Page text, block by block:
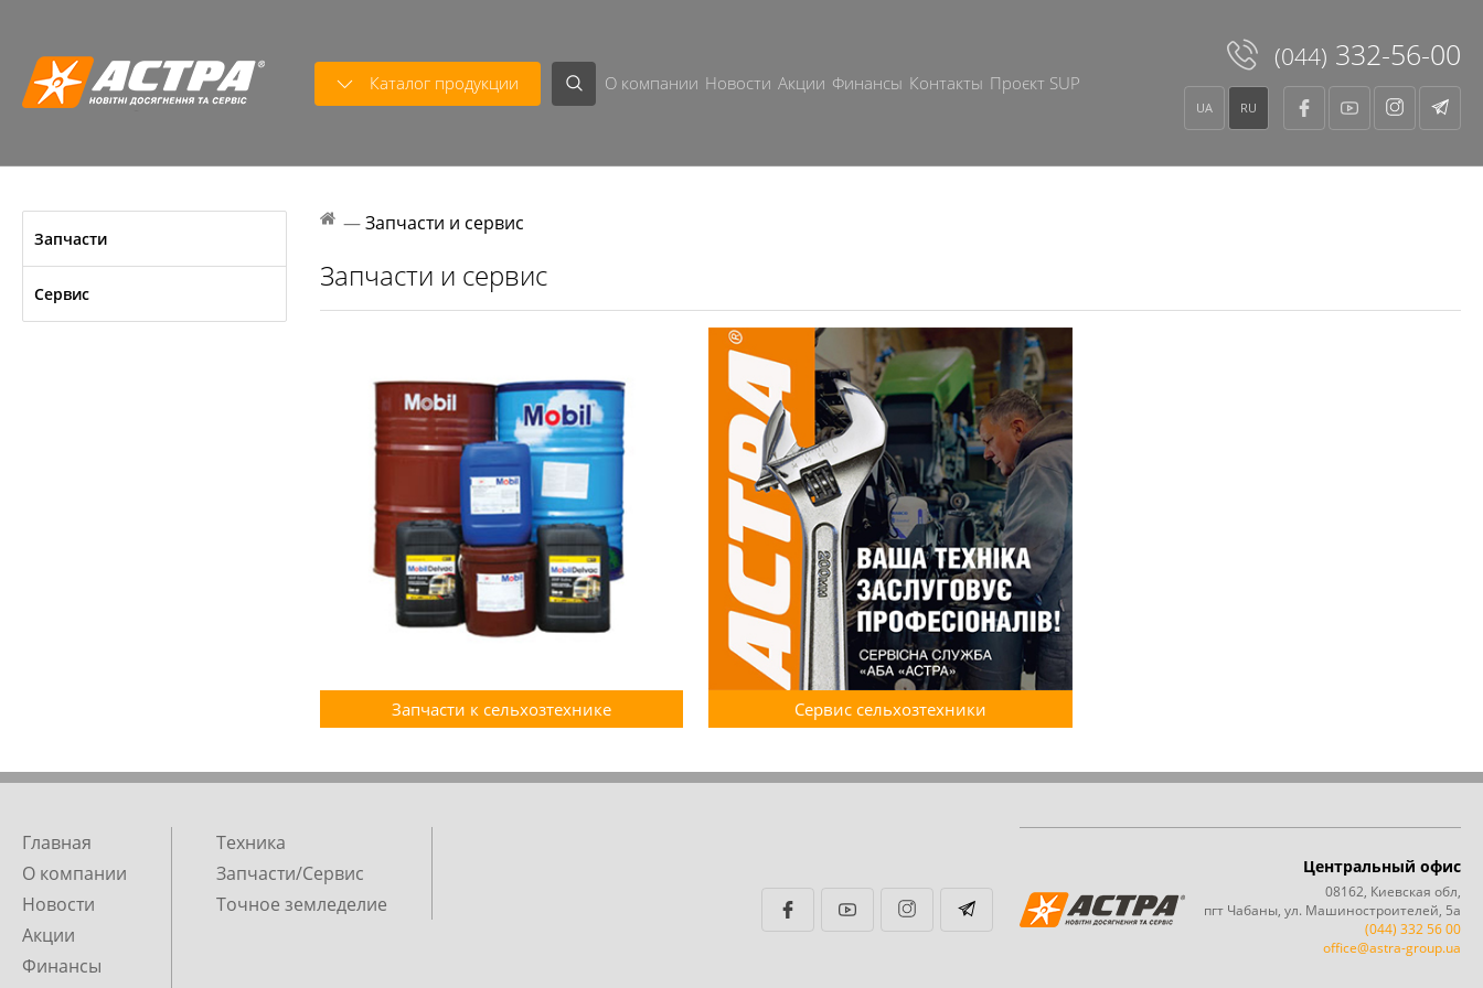
Каталог продукции О компании Новости Акции Финансы Контакты Проєкт SUP
UA RU
(044) 332-56-00
Запчасти
Сервис
—Запчасти и сервис
Запчасти и сервис
Запчасти к сельхозтехнике Сервис сельхозтехники
Центральный офис
08162, Киевская обл,
пгт Чабаны, ул. Машиностроителей, 5а
(044) 332 56 00
office@astra-group.ua
Главная
О компании
Новости
Акции
Финансы
Техника
Запчасти/Сервис
Точное земледелие